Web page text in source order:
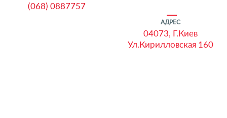
(068) 0887757
АДРЕС
04073, Г.Киев
Ул.Кирилловская 160